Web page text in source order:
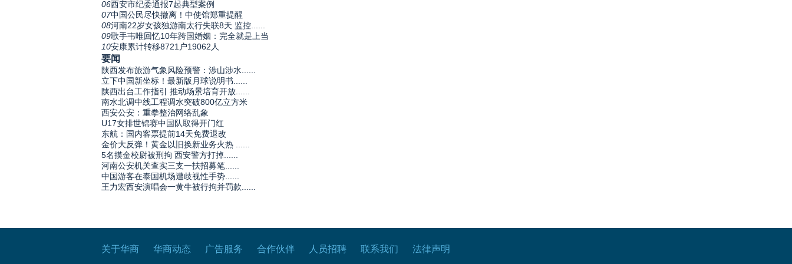
06西安市纪委通报7起典型案例
07中国公民尽快撤离！中使馆郑重提醒
08河南22岁女孩独游南太行失联8天 监控......
09歌手韦唯回忆10年跨国婚姻：完全就是上当
10安康累计转移8721户19062人
要闻
陕西发布旅游气象风险预警：涉山涉水......
立下中国新坐标！最新版月球说明书......
陕西出台工作指引 推动场景培育开放......
南水北调中线工程调水突破800亿立方米
西安公安：重拳整治网络乱象
U17女排世锦赛中国队取得开门红
东航：国内客票提前14天免费退改
金价大反弹！黄金以旧换新业务火热 ......
5名摸金校尉被刑拘 西安警方打掉......
河南公安机关查实三支一扶招募笔......
中国游客在泰国机场遭歧视性手势......
王力宏西安演唱会一黄牛被行拘并罚款......
关于华商 华商动态 广告服务 合作伙伴 人员招聘 联系我们 法律声明